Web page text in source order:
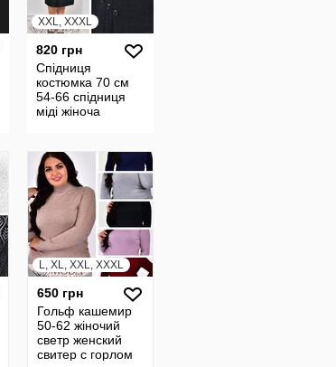
XXL, XXXL
820 грн
Спідниця
костюмка 70 см
54-66 спідниця
міді жіноча
24234
L, XL, XXL, XXXL
650 грн
Гольф кашемир
50-62 жіночий
светр женский
свитер с горлом